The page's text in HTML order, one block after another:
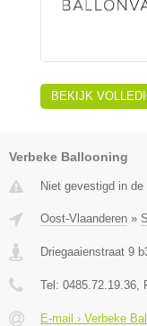
BEKIJK
Verbeke Ballooning
Niet gevestigd in de
Oost-Vlaanderen »
Driegaaienstraat 9
Tel: 0485.72.19.36
E-mail › Verbeke